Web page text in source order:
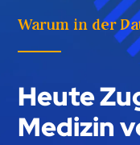
Warum in der
Heute
Medizin